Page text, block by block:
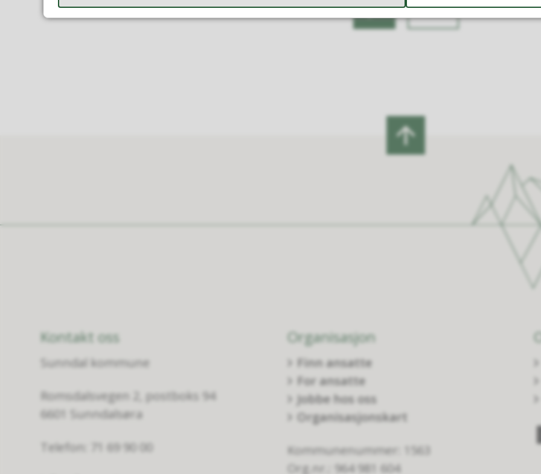
Ja Nei
Kontakt oss
Sunndal kommune
Romsdalsvegen 2, postboks 94
6601 Sunndalsøra
Telefon: 71 69 90 00
Organisasjon
Finn ansatte
For ansatte
Jobbe hos oss
Organisasjonskart
Kommunenummer: 1563
Org.nr.: 964 981 604